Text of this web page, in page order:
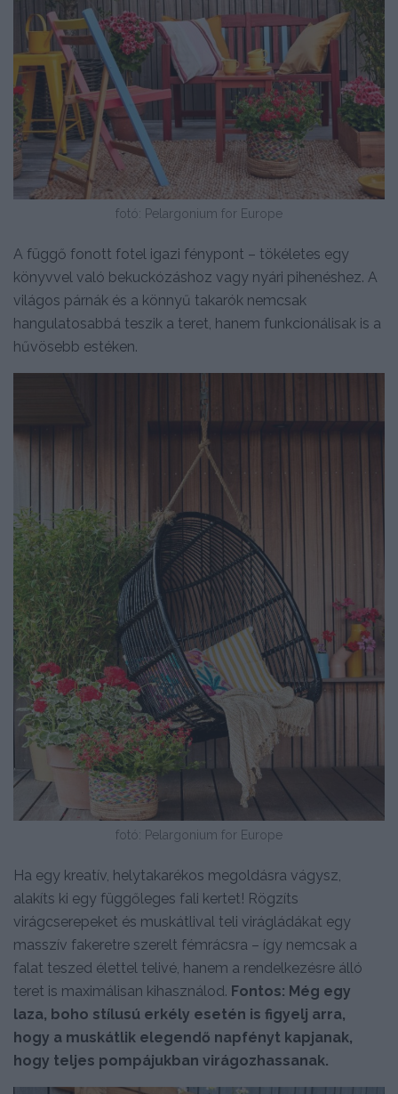
fotó: Pelargonium for Europe
A függő fonott fotel igazi fénypont – tökéletes egy
könyvvel való bekuckózáshoz vagy nyári pihenéshez. A
világos párnák és a könnyű takarók nemcsak
hangulatosabbá teszik a teret, hanem funkcionálisak is a
hűvösebb estéken.
fotó: Pelargonium for Europe
Ha egy kreatív, helytakarékos megoldásra vágysz,
alakíts ki egy függőleges fali kertet! Rögzíts
virágcserepeket és muskátlival teli virágládákat egy
masszív fakeretre szerelt fémrácsra – így nemcsak a
falat teszed élettel telivé, hanem a rendelkezésre álló
teret is maximálisan kihasználod. Fontos: Még egy
laza, boho stílusú erkély esetén is figyelj arra,
hogy a muskátlik elegendő napfényt kapjanak,
hogy teljes pompájukban virágozhassanak.